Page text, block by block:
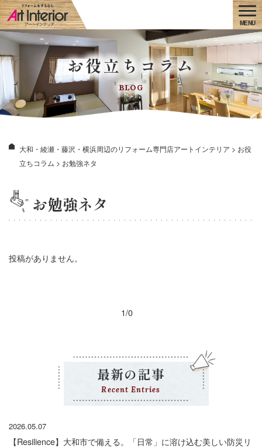
お役立ちコラム
BLOG
大和・綾瀬・藤沢・横浜周辺のリフォーム専門店アートインテリア > お役
立ちコラム > お勉強ネタ
お勉強ネタ
投稿がありません。
1/0
最新の記事
Recent Entries
2026.05.07
【Resilience】大和市で備える。「日常」に溶け込む美しい防災リ